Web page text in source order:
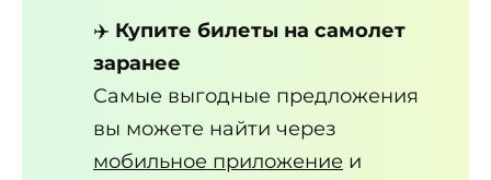
✈️ Купите билеты на самолет
заранее
Самые выгодные предложения
вы можете найти через
мобильное приложение и